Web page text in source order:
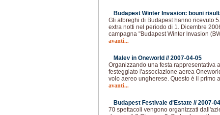
Budapest Winter Invasion: bouni
Gli albreghi di Budapest hanno ricevuto
extra notti nel periodo di 1. Dicembre
campagna "Budapest Winter Invasion
avanti...
Malev in Oneworld //2007-04-05
Organizzando una festa rappresentativa
festeggiato l'associazione aerea
volo aereo ungherese. Questo é il primo
avanti...
Budapest Festivale d'Estate //2007-
70 spettacoli vengono organizzati